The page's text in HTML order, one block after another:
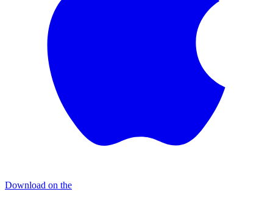
Download on the